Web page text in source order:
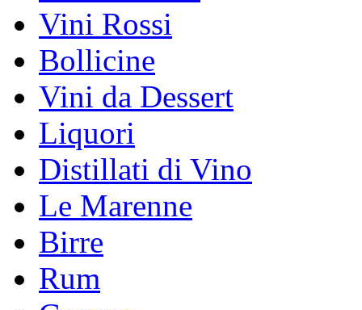
Vini Rossi
Bollicine
Vini da Dessert
Liquori
Distillati di Vino
Le Marenne
Birre
Rum